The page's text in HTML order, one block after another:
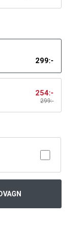
299:-
299:-
254:-